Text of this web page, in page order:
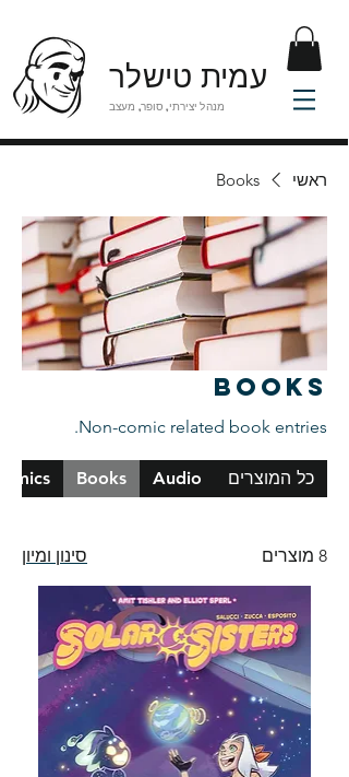
עמית טישלר
מנהל יצירתי, סופר, מעצב
ראשי Books
Books
Non-comic related book entries.
כל המוצרים Audio
Books
8 מוצרים סינון ומיון